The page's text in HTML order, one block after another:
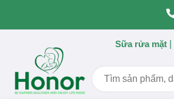
Sữa rửa mặt